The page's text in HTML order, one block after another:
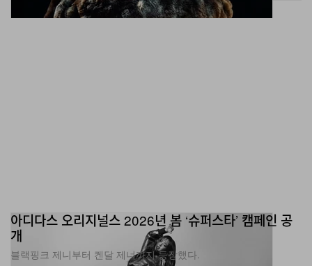
아디다스 오리지널스 2026년 봄 ‘슈퍼스타’ 캠페인 공
개
블랙핑크 제니부터 켄달 제너까지 등장했다.